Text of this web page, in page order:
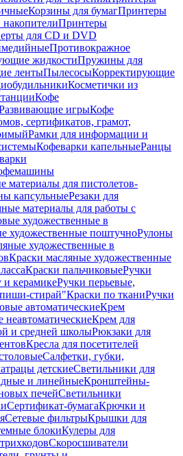
Корзины для бумагПринтеры
Принтеры
для CD и DVD
Противокражное
жидкостиПружины для
лентыПылесосыКорректирующие
Косметички из
Кофе
игрыКофе
сертификатов, грамот,
Рамки для информации и
Кофеварки капельныеРанцы
материалы для пистолетов-
капсульныеРезаки для
материалы для работы с
художественные в
художественные поштучноРулоны
художественные в
Краски масляные художественные
Краски пальчиковыеРучки
и керамикеРучки перьевые,
стирай"Краски по тканиРучки
автоматическиеКрем
Крем для
и средней школыРюкзаки для
Кресла для посетителей
Салфетки, губки,
детскиеСветильники для
и линейныеКронштейны-
печейСветильники
Сертификат-бумагаКрючки и
Сетевые фильтрыКрышки для
блокиКулеры для
Скоросшиватели